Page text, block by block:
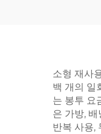
소형 재사
백 개의 일
는 봉투 요
은 가방,
반복 사용,